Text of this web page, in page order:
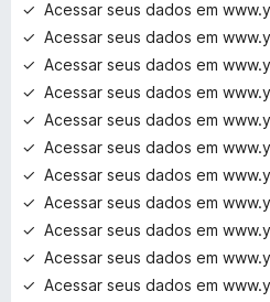
Acessar seus dados em
Acessar seus dados em
Acessar seus dados em
Acessar seus dados em
Acessar seus dados em
Acessar seus dados em
Acessar seus dados em
Acessar seus dados em
Acessar seus dados em
Acessar seus dados em
Acessar seus dados em